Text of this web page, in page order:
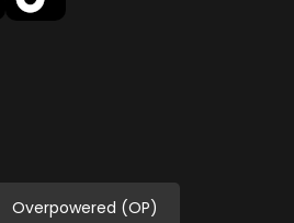
Overpowered (OP)